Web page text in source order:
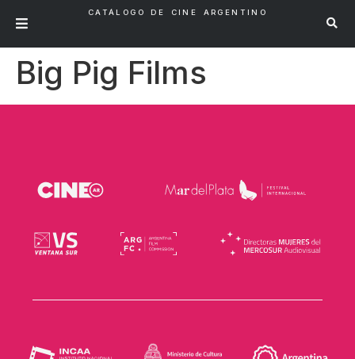
CATÁLOGO DE CINE ARGENTINO
Big Pig Films